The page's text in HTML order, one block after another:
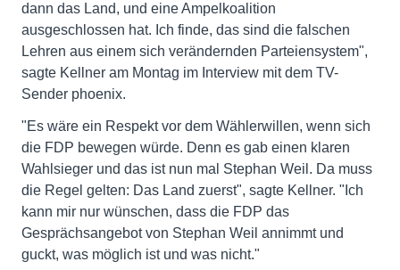
dann das Land, und eine Ampelkoalition
ausgeschlossen hat. Ich finde, das sind die falschen
Lehren aus einem sich verändernden Parteiensystem",
sagte Kellner am Montag im Interview mit dem TV-
Sender phoenix.
"Es wäre ein Respekt vor dem Wählerwillen, wenn sich
die FDP bewegen würde. Denn es gab einen klaren
Wahlsieger und das ist nun mal Stephan Weil. Da muss
die Regel gelten: Das Land zuerst", sagte Kellner. "Ich
kann mir nur wünschen, dass die FDP das
Gesprächsangebot von Stephan Weil annimmt und
guckt, was möglich ist und was nicht."